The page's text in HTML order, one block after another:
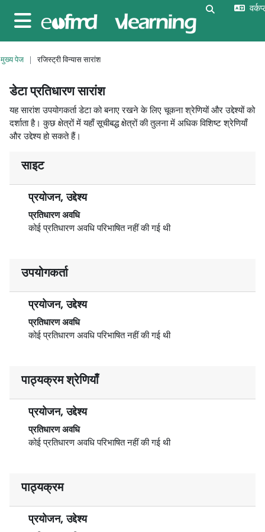
साइड तालिका
खोज इनपुट
मुख्य पेज रजिस्ट्री विन्यास सारांश
डेटा प्रतिधारण सारांश
यह सारांश उपयोगकर्ता डेटा को बनाए रखने के लिए चूकना श्रेणियों और उद्देश्यों को
दर्शाता है। कुछ क्षेत्रों में यहाँ सूचीबद्ध क्षेत्रों की तुलना में अधिक विशिष्ट श्रेणियाँ
और उद्देश्य हो सकते हैं।
साइट
प्रयोजन, उद्देश्य
प्रतिधारण अवधि
कोई प्रतिधारण अवधि परिभाषित नहीं की गई थी
उपयोगकर्ता
प्रयोजन, उद्देश्य
प्रतिधारण अवधि
कोई प्रतिधारण अवधि परिभाषित नहीं की गई थी
पाठ्यक्रम श्रेणियाँ
प्रयोजन, उद्देश्य
प्रतिधारण अवधि
कोई प्रतिधारण अवधि परिभाषित नहीं की गई थी
पाठ्यक्रम
प्रयोजन, उद्देश्य